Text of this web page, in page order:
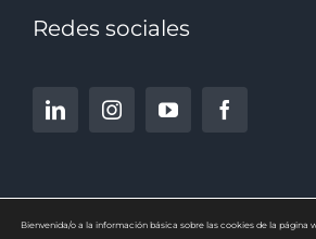
Redes sociales
Bienvenida/o a la información básica sobre las cookies de la página